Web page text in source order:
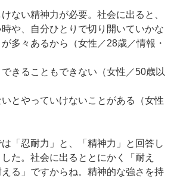
ない精神力が必要。社会に出ると、
や、自分ひとりで切り開いていかな
多々あるから（女性／28歳／情報・
できることもできない（女性／50歳以
いとやっていけないことがある（女性
「忍耐力」と、「精神力」と回答し
た。社会に出るととにかく「耐え
る」ですからね。精神的な強さを持